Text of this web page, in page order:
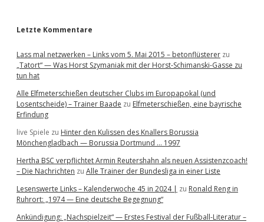
Letzte Kommentare
Lass mal netzwerken – Links vom 5. Mai 2015 – betonflüsterer zu
„Tatort“ — Was Horst Szymaniak mit der Horst-Schimanski-Gasse zu
tun hat
Alle Elfmeterschießen deutscher Clubs im Europapokal (und
Losentscheide) – Trainer Baade zu Elfmeterschießen, eine bayrische
Erfindung
live Spiele zu Hinter den Kulissen des Knallers Borussia
Mönchengladbach — Borussia Dortmund … 1997
Hertha BSC verpflichtet Armin Reutershahn als neuen Assistenzcoach!
– Die Nachrichten zu Alle Trainer der Bundesliga in einer Liste
Lesenswerte Links – Kalenderwoche 45 in 2024 | zu Ronald Reng in
Ruhrort: „1974 — Eine deutsche Begegnung“
Ankündigung: „Nachspielzeit“ — Erstes Festival der Fußball-Literatur –